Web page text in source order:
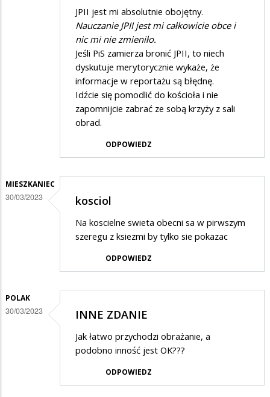
JPII jest mi absolutnie obojętny.
Nauczanie JPII jest mi całkowicie obce i
nic mi nie zmieniło.
Jeśli PiS zamierza bronić JPII, to niech
dyskutuje merytorycznie wykaże, że
informacje w reportażu są błędnę.
Idźcie się pomodlić do kościoła i nie
zapomnijcie zabrać ze sobą krzyży z sali
obrad.
ODPOWIEDZ
MIESZKANIEC
30/03/2023 kosciol
Na koscielne swieta obecni sa w pirwszym
szeregu z ksiezmi by tylko sie pokazac
ODPOWIEDZ
POLAK
30/03/2023 INNE ZDANIE
Jak łatwo przychodzi obrażanie, a
podobno inność jest OK???
ODPOWIEDZ